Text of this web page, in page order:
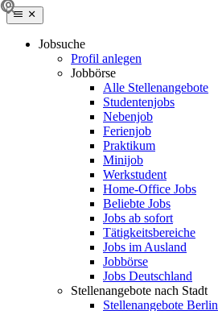
Jobsuche
Profil anlegen
Jobbörse
Alle Stellenangebote
Studentenjobs
Nebenjob
Ferienjob
Praktikum
Minijob
Werkstudent
Home-Office Jobs
Beliebte Jobs
Jobs ab sofort
Tätigkeitsbereiche
Jobs im Ausland
Jobbörse
Jobs Deutschland
Stellenangebote nach Stadt
Stellenangebote Berlin